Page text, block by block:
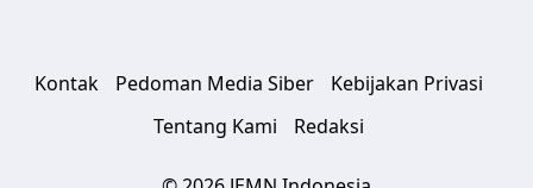
Kontak Pedoman Media Siber
Kebijakan Privasi
Tentang Kami
Redaksi